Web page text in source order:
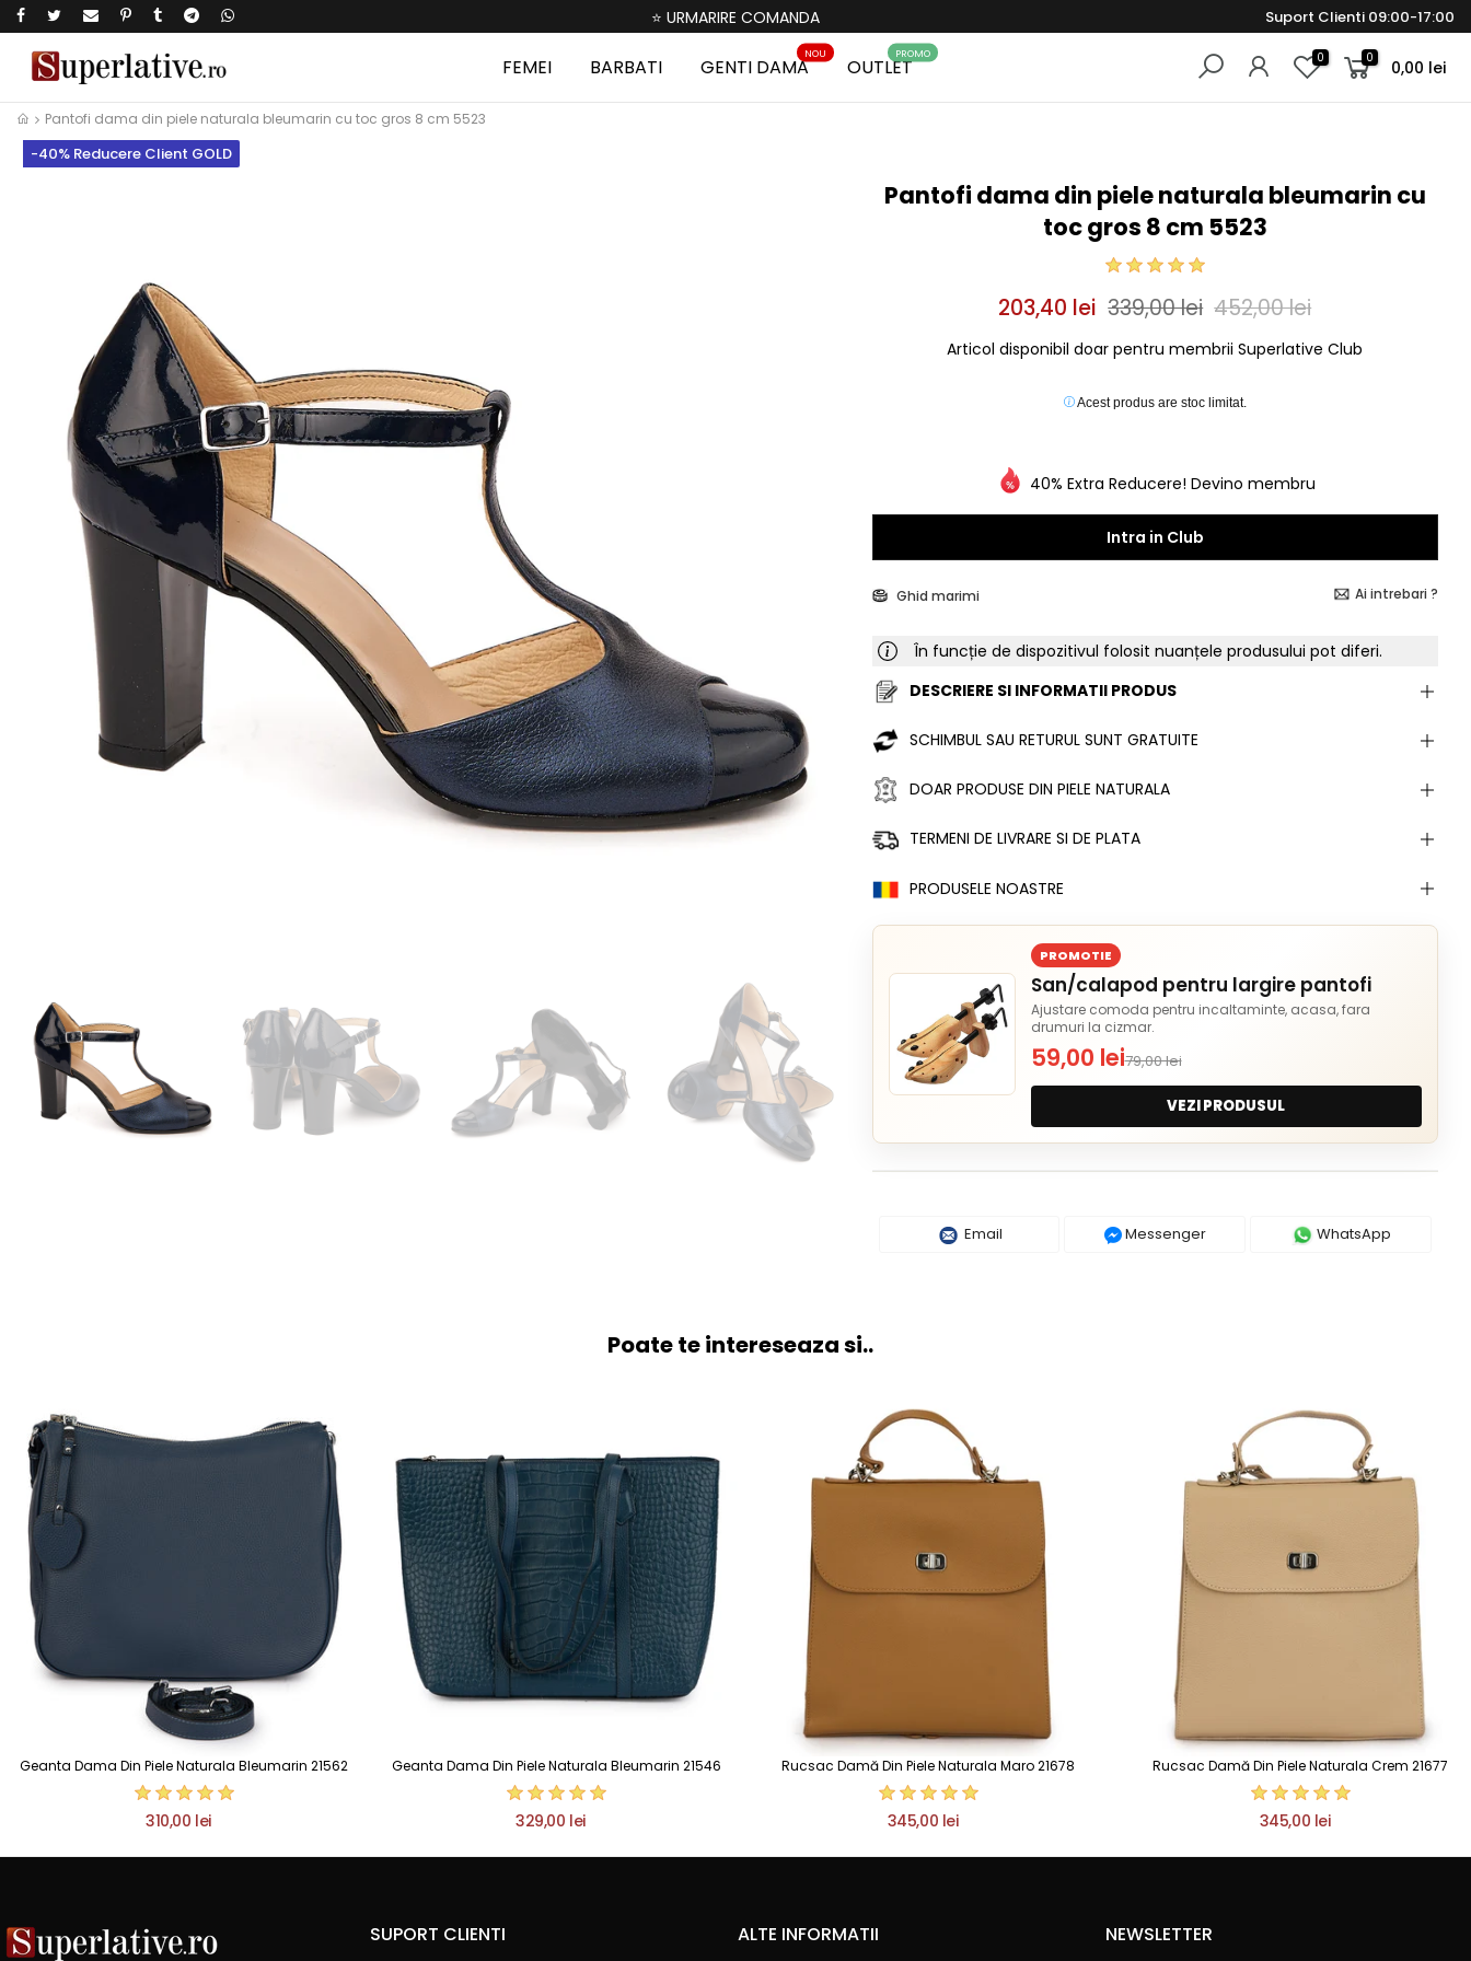
⭐ URMARIRE COMANDA Suport Clienti 09:00-17:00
FEMEI BARBATI GENTI DAMA
NOU
OUTLET
PROMO 0 0 0,00 lei
Pantofi dama din piele naturala bleumarin cu toc gros 8 cm 5523
-40% Reducere Client GOLD
Pantofi dama din piele naturala bleumarin cu
toc gros 8 cm 5523
203,40 lei 339,00 lei 452,00 lei
Articol disponibil doar pentru membrii Superlative Club
Acest produs are stoc limitat.
40% Extra Reducere! Devino membru
Intra in Club
Ghid marimi Ai intrebari ?
În funcție de dispozitivul folosit nuanțele produsului pot diferi.
DESCRIERE SI INFORMATII PRODUS
SCHIMBUL SAU RETURUL SUNT GRATUITE
DOAR PRODUSE DIN PIELE NATURALA
TERMENI DE LIVRARE SI DE PLATA
PRODUSELE NOASTRE
PROMOTIE
San/calapod pentru largire pantofi
Ajustare comoda pentru incaltaminte, acasa, fara
drumuri la cizmar.
59,00 lei79,00 lei
VEZI PRODUSUL
Email Messenger WhatsApp
Poate te intereseaza si..
Geanta Dama Din Piele Naturala Bleumarin 21562
310,00 lei
Geanta Dama Din Piele Naturala Bleumarin 21546
329,00 lei
Rucsac Damă Din Piele Naturala Maro 21678
345,00 lei
Rucsac Damă Din Piele Naturala Crem 21677
345,00 lei
SUPORT CLIENTI ALTE INFORMATII NEWSLETTER